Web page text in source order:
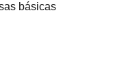
básicas